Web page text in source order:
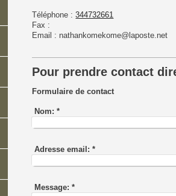
Téléphone :344732661
Fax :
Email : nathankomekome@laposte.net
Pour prendre contact
Formulaire de contact
Nom: *
Adresse email: *
Message: *